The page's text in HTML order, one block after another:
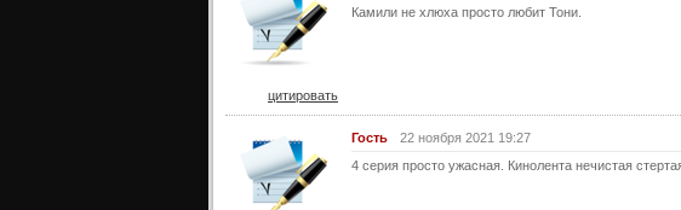
Камили не хлюха просто любит Тони.
цитировать
Гость
22 ноября 2021 19:27
4 серия просто ужасная. Кинолента нечистая